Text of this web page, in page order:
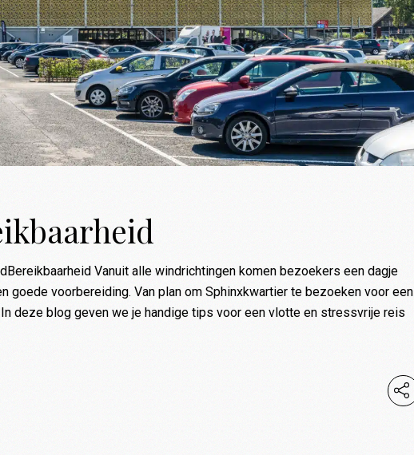
Vanuit alle windrichtingen komen bezoekers een dagje
goede voorbereiding. Van plan om Sphinxkwartier te bezoeken voor een
deze blog geven we je handige tips voor een vlotte en stressvrije reis